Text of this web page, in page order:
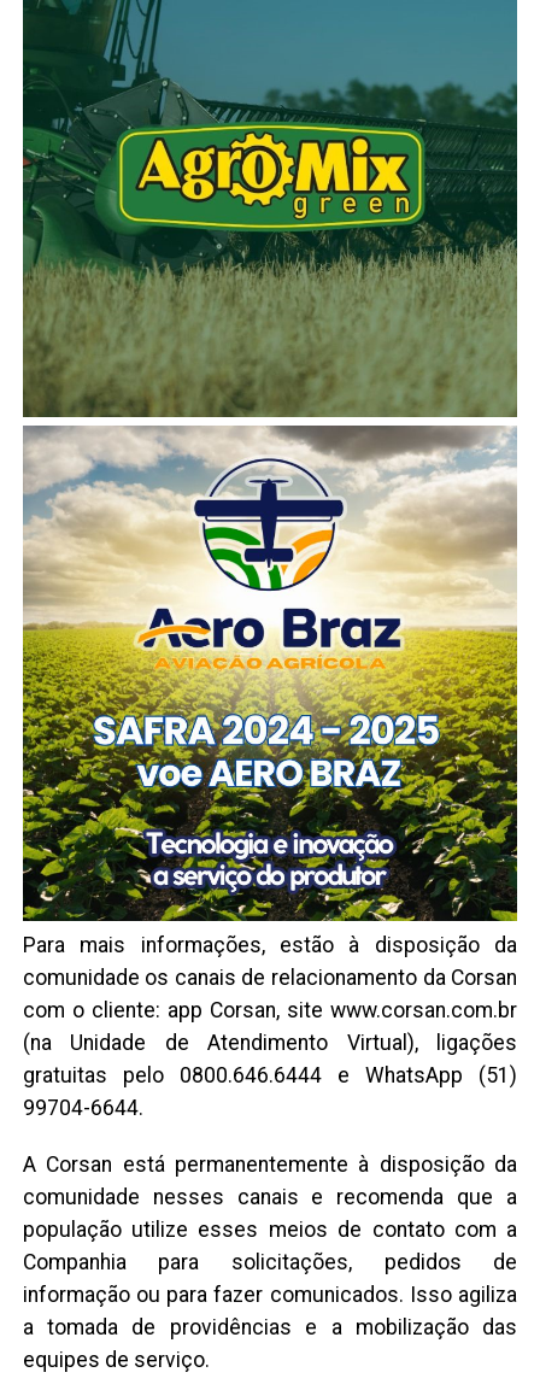
Para mais informações, estão à disposição da
comunidade os canais de relacionamento da Corsan
com o cliente: app Corsan, site www.corsan.com.br
(na Unidade de Atendimento Virtual), ligações
gratuitas pelo 0800.646.6444 e WhatsApp (51)
99704-6644.
A Corsan está permanentemente à disposição da
comunidade nesses canais e recomenda que a
população utilize esses meios de contato com a
Companhia para solicitações, pedidos de
informação ou para fazer comunicados. Isso agiliza
a tomada de providências e a mobilização das
equipes de serviço.